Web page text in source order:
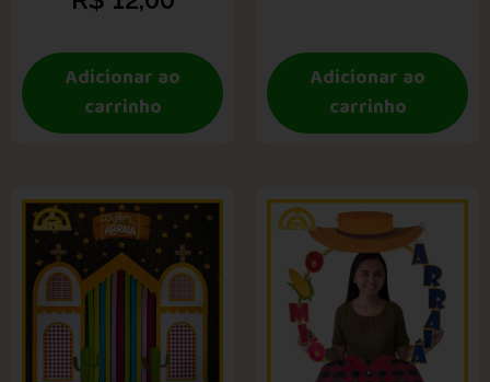
Adicionar ao
carrinho
Adicionar ao
carrinho